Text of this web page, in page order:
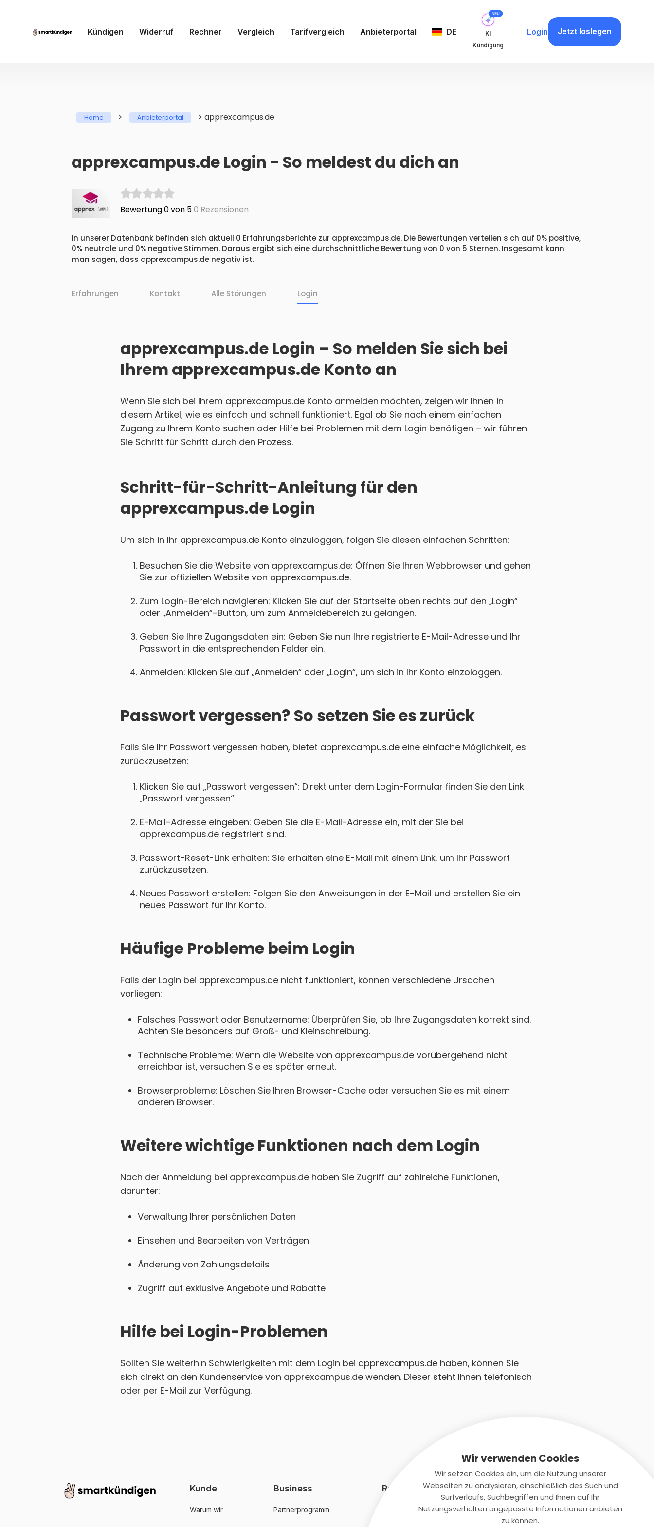
Kündigen Widerruf Rechner Vergleich Tarifvergleich Anbieterportal DE
KI
Kündigung
Login Jetzt loslegen
Home > Anbieterportal > apprexcampus.de
apprexcampus.de Login - So meldest du dich an
Bewertung 0 von 50 Rezensionen
In unserer Datenbank befinden sich aktuell 0 Erfahrungsberichte zur apprexcampus.de. Die Bewertungen verteilen sich auf 0% positive,
0% neutrale und 0% negative Stimmen. Daraus ergibt sich eine durchschnittliche Bewertung von 0 von 5 Sternen. Insgesamt kann
man sagen, dass apprexcampus.de negativ ist.
Erfahrungen Kontakt Alle Störungen Login
apprexcampus.de Login – So melden Sie sich bei
Ihrem apprexcampus.de Konto an
Wenn Sie sich bei Ihrem apprexcampus.de Konto anmelden möchten, zeigen wir Ihnen in
diesem Artikel, wie es einfach und schnell funktioniert. Egal ob Sie nach einem einfachen
Zugang zu Ihrem Konto suchen oder Hilfe bei Problemen mit dem Login benötigen – wir führen
Sie Schritt für Schritt durch den Prozess.
Schritt-für-Schritt-Anleitung für den
apprexcampus.de Login
Um sich in Ihr apprexcampus.de Konto einzuloggen, folgen Sie diesen einfachen Schritten:
Besuchen Sie die Website von apprexcampus.de: Öffnen Sie Ihren Webbrowser und gehen
Sie zur offiziellen Website von apprexcampus.de.
Zum Login-Bereich navigieren: Klicken Sie auf der Startseite oben rechts auf den „Login“
oder „Anmelden“-Button, um zum Anmeldebereich zu gelangen.
Geben Sie Ihre Zugangsdaten ein: Geben Sie nun Ihre registrierte E-Mail-Adresse und Ihr
Passwort in die entsprechenden Felder ein.
Anmelden: Klicken Sie auf „Anmelden“ oder „Login“, um sich in Ihr Konto einzologgen.
Passwort vergessen? So setzen Sie es zurück
Falls Sie Ihr Passwort vergessen haben, bietet apprexcampus.de eine einfache Möglichkeit, es
zurückzusetzen:
Klicken Sie auf „Passwort vergessen“: Direkt unter dem Login-Formular finden Sie den Link
„Passwort vergessen“.
E-Mail-Adresse eingeben: Geben Sie die E-Mail-Adresse ein, mit der Sie bei
apprexcampus.de registriert sind.
Passwort-Reset-Link erhalten: Sie erhalten eine E-Mail mit einem Link, um Ihr Passwort
zurückzusetzen.
Neues Passwort erstellen: Folgen Sie den Anweisungen in der E-Mail und erstellen Sie ein
neues Passwort für Ihr Konto.
Häufige Probleme beim Login
Falls der Login bei apprexcampus.de nicht funktioniert, können verschiedene Ursachen
vorliegen:
Falsches Passwort oder Benutzername: Überprüfen Sie, ob Ihre Zugangsdaten korrekt sind.
Achten Sie besonders auf Groß- und Kleinschreibung.
Technische Probleme: Wenn die Website von apprexcampus.de vorübergehend nicht
erreichbar ist, versuchen Sie es später erneut.
Browserprobleme: Löschen Sie Ihren Browser-Cache oder versuchen Sie es mit einem
anderen Browser.
Weitere wichtige Funktionen nach dem Login
Nach der Anmeldung bei apprexcampus.de haben Sie Zugriff auf zahlreiche Funktionen,
darunter:
Verwaltung Ihrer persönlichen Daten
Einsehen und Bearbeiten von Verträgen
Änderung von Zahlungsdetails
Zugriff auf exklusive Angebote und Rabatte
Hilfe bei Login-Problemen
Sollten Sie weiterhin Schwierigkeiten mit dem Login bei apprexcampus.de haben, können Sie
sich direkt an den Kundenservice von apprexcampus.de wenden. Dieser steht Ihnen telefonisch
oder per E-Mail zur Verfügung.
Kunde
Warum wir
Business
Partnerprogramm
Rechtliches Kontaktiere uns
+(49)2131/708-4280
Wir verwenden Cookies
Wir setzen Cookies ein, um die Nutzung unserer
Webseiten zu analysieren, einschließlich des Such und
Surfverlaufs, Suchbegriffen und Ihnen auf Ihr
Nutzungsverhalten angepasste Informationen anbieten
zu können.